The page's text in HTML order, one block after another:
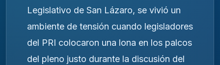
Legislativo de San Lázaro, se vivió un
ambiente de tensión cuando legisladores
del PRI colocaron una lona en los palcos
del pleno justo durante la discusión del